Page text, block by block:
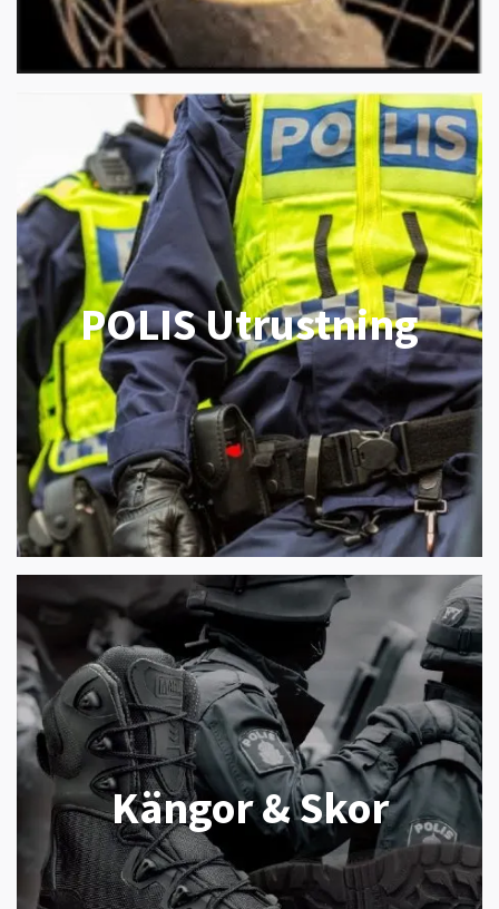
POLIS Utrustning
Kängor & Skor